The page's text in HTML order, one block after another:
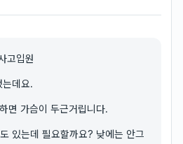
고입원
는데요.
면 가슴이 두근거립니다.
있는데 필요할까요? 낮에는 안그